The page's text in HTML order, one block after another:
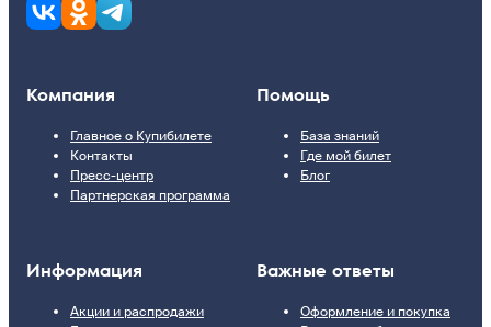
Компания
Главное о Купибилете
Контакты
Пресс-центр
Партнерская программа
Помощь
База знаний
Где мой билет
Блог
Информация
Акции и распродажи
Важные ответы
Оформление и покупка